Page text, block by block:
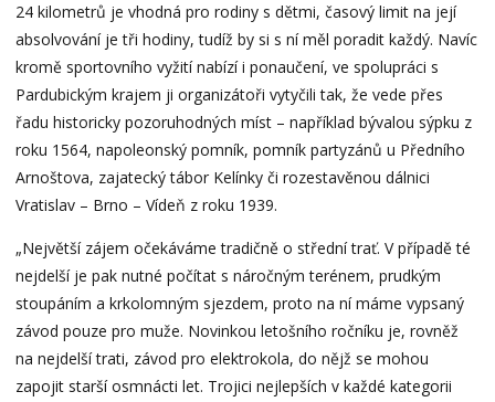
24 kilometrů je vhodná pro rodiny s dětmi, časový limit na její
absolvování je tři hodiny, tudíž by si s ní měl poradit každý. Navíc
kromě sportovního vyžití nabízí i ponaučení, ve spolupráci s
Pardubickým krajem ji organizátoři vytyčili tak, že vede přes
řadu historicky pozoruhodných míst – například bývalou sýpku z
roku 1564, napoleonský pomník, pomník partyzánů u Předního
Arnoštova, zajatecký tábor Kelínky či rozestavěnou dálnici
Vratislav – Brno – Vídeň z roku 1939.
„Největší zájem očekáváme tradičně o střední trať. V případě té
nejdelší je pak nutné počítat s náročným terénem, prudkým
stoupáním a krkolomným sjezdem, proto na ní máme vypsaný
závod pouze pro muže. Novinkou letošního ročníku je, rovněž
na nejdelší trati, závod pro elektrokola, do nějž se mohou
zapojit starší osmnácti let. Trojici nejlepších v každé kategorii